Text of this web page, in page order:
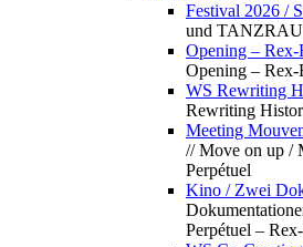
Festival 2026 /
und
Opening – Rex-
Opening – Rex-
WS Rewriting
Rewriting
Meeting
// Move on up /
Perpétuel
Kino / Zwei
Perpétuel –